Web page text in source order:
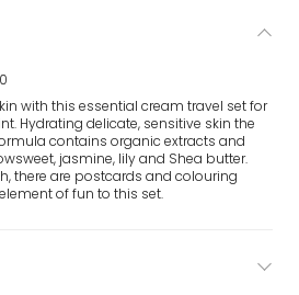
with this essential cream travel set for
Hydrating delicate, sensitive skin the
contains organic extracts and
jasmine, lily and Shea butter.
there are postcards and colouring
of fun to this set.